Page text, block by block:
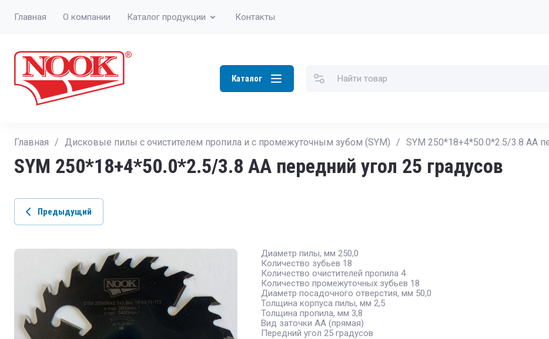
Главная О компании Каталог продукции Контакты
Каталог
Главная / Дисковые пилы с очистителем пропила и с промежуточным зубом (SYM) / SYM 250*18+4*50.0*2.5/3.8 АА
SYM 250*18+4*50.0*2.5/3.8 АА передний угол 25 градусов
Предыдущий
Диаметр пилы, мм 250,0
Количество зубьев 18
Количество очистителей пропила 4
Количество промежуточных зубьев 18
Диаметр посадочного отверстия, мм 50,0
Толщина корпуса пилы, мм 2,5
Толщина пропила, мм 3,8
Вид заточки АА (прямая)
Передний угол 25 градусов